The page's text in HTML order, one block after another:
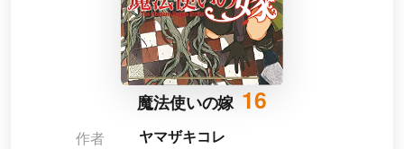
魔法使いの嫁 16
作者
ヤマザキコレ